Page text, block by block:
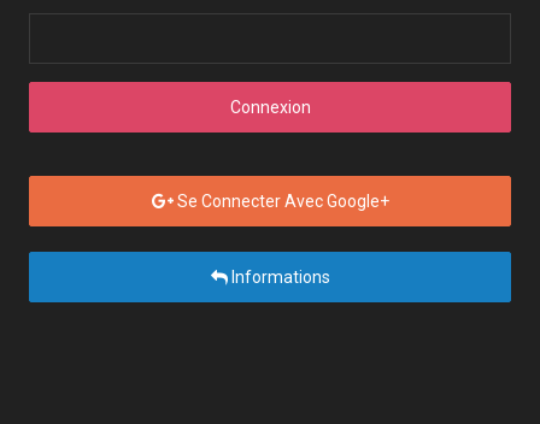
Connexion
Se Connecter Avec Google+
Informations